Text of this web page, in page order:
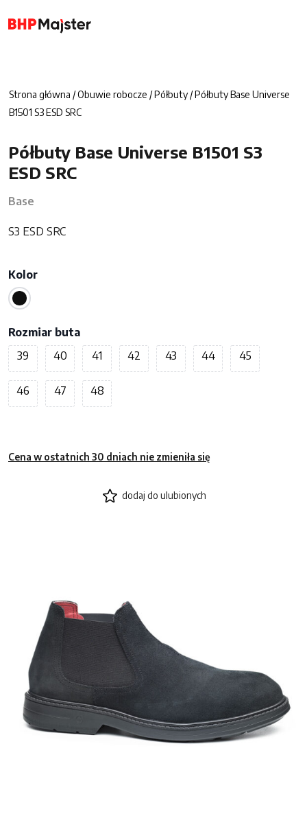
Strona główna /Obuwie robocze /Półbuty/ Półbuty Base Universe
B1501 S3 ESD SRC
Półbuty Base Universe B1501 S3
ESD SRC
Base
S3 ESD SRC
Cena w ostatnich 30 dniach nie zmieniła się
Kolor
Rozmiar buta
39
40 41 42 43 44 45
46 47 48
dodaj do ulubionych